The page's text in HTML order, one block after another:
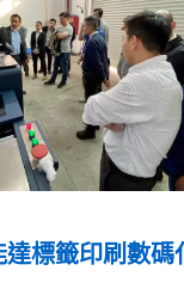
標籤印刷數碼